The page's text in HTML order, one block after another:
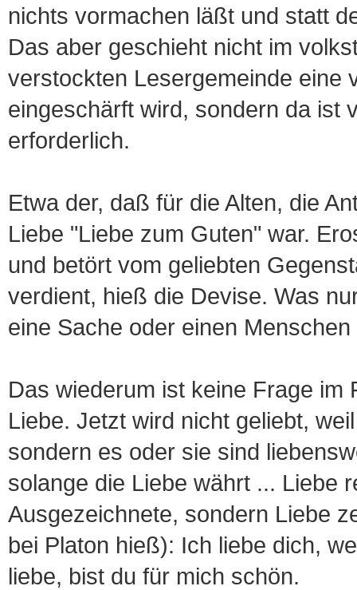
nichts vormachen läßt und statt
Das aber geschieht nicht im
verstockten Lesergemeinde eine
eingeschärft wird, sondern da ist
erforderlich.
Etwa der, daß für die Alten, die
Liebe "Liebe zum Guten" war.
und betört vom geliebten
verdient, hieß die Devise. Was
eine Sache oder einen
Das wiederum ist keine Frage
Liebe. Jetzt wird nicht geliebt,
sondern es oder sie sind
solange die Liebe währt ... Liebe
Ausgezeichnete, sondern Liebe
bei Platon hieß): Ich liebe dich,
liebe, bist du für mich schön.